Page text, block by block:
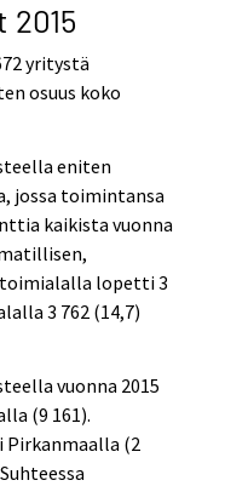
yritystä
osuus koko
eniten
jossa toimintansa
kaikista vuonna
lopetti 3
3 762 (14,7)
vuonna 2015
(9 161).
Pirkanmaalla (2